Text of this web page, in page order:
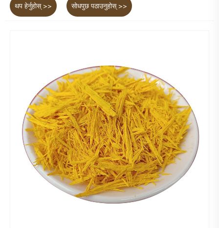
थप हेर्नुहोस् >> सोधपुछ पठाउनुहोस् >>